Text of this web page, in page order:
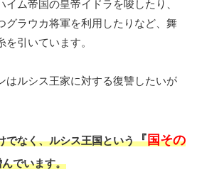
ム帝国の皇帝イドラを唆したり、
グラウカ将軍を利用したりなど、舞
引いています。
はルシス王家に対する復讐したいが
でなく、ルシス王国という『国その
でいます。